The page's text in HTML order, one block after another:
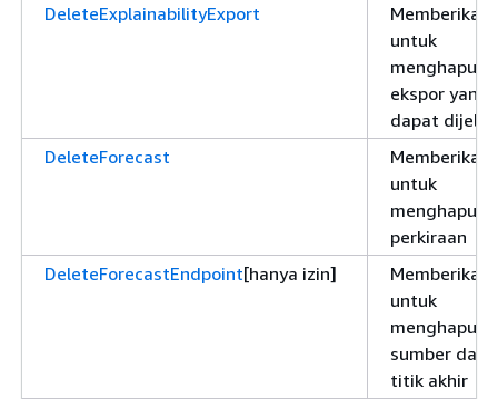
DeleteExplainabilityExport
Memberikan
untuk
menghapus
ekspor yang
dapat
DeleteForecast
Memberikan
untuk
menghapus
perkiraan
DeleteForecastEndpoint[hanya izin]
Memberikan
untuk
menghapus
sumber daya
titik akhir